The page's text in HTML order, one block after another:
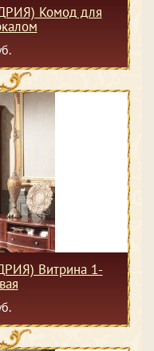
Комод для
Витрина 1-